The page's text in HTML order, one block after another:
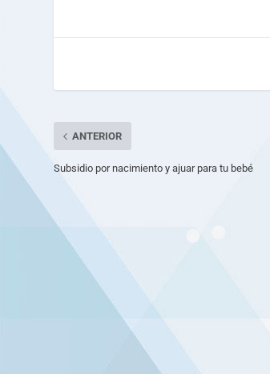
ANTERIOR
Subsidio por nacimiento y ajuar para tu bebé